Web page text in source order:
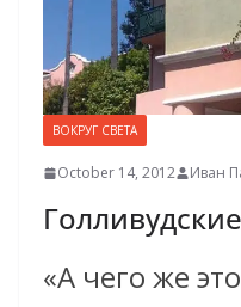
ВОКРУГ СВЕТА
October 14, 2012 Иван
«А чего же